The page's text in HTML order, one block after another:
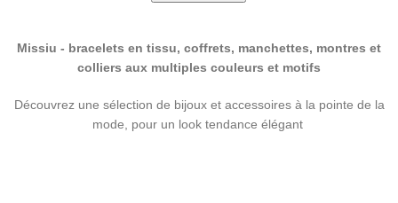
Missiu - bracelets en tissu, coffrets, manchettes, montres et
colliers aux multiples couleurs et motifs
Découvrez une sélection de bijoux et accessoires à la pointe de la
mode, pour un look tendance élégant